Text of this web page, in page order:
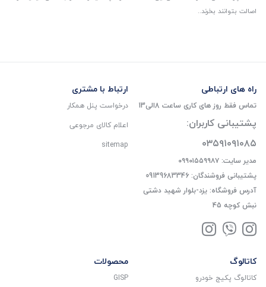
اصالت بتوانند بخرند..
راه های ارتباطی
تماس فقط روز های کاری ساعت 8الی13
پشتیبانی کاربران:
۰۳۵۹۱۰۹۱۰۸۵
مدیر سایت: ۰۹۹۰۱۵۵۹۹۸۷
پشتیبانی فروشندگان: 09139683346
آدرس فروشگاه: یزد-بلوار شهید دشتی
نبش کوچه 45
ارتباط با مشتری
درخواست پنل همکار
اعلام کالای مرجوعی
sitemap
کاتالوگ
کاتالوگ پکیج خودرو
محصولات
GISP